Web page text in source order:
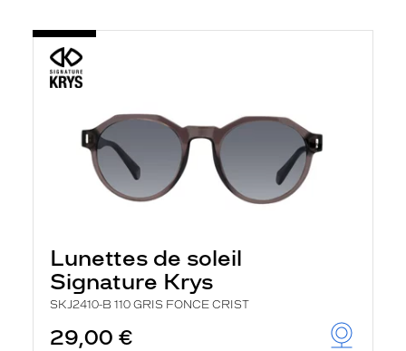
Lunettes de soleil
Signature Krys
SKJ2410-B 110 GRIS FONCE CRIST
29,00 €